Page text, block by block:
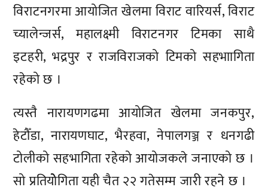
विराटनगरमा आयोजित खेलमा विराट वारियर्स, विराट
च्यालेन्जर्स, महालक्ष्मी विराटनगर टिमका साथै
इटहरी, भद्रपुर र राजविराजको टिमको सहभाागिता
रहेको छ ।
त्यस्तै नारायणगढमा आयोजित खेलमा जनकपुर,
हेटौँडा, नारायणघाट, भैरहवा, नेपालगञ्ज र धनगढी
टोलीको सहभागिता रहेको आयोजकले जनाएको छ ।
सो प्रतियोेगिता यही चैत २२ गतेसम्म जारी रहने छ ।